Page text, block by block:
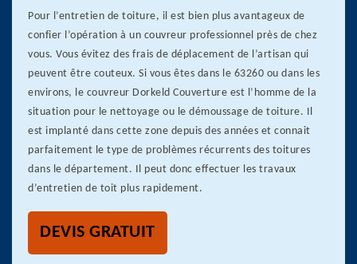
Pour l’entretien de toiture, il est bien plus avantageux de
confier l’opération à un couvreur professionnel près de chez
vous. Vous évitez des frais de déplacement de l’artisan qui
peuvent être couteux. Si vous êtes dans le 63260 ou dans les
environs, le couvreur Dorkeld Couverture est l’homme de la
situation pour le nettoyage ou le démoussage de toiture. Il
est implanté dans cette zone depuis des années et connait
parfaitement le type de problèmes récurrents des toitures
dans le département. Il peut donc effectuer les travaux
d’entretien de toit plus rapidement.
DEVIS GRATUIT